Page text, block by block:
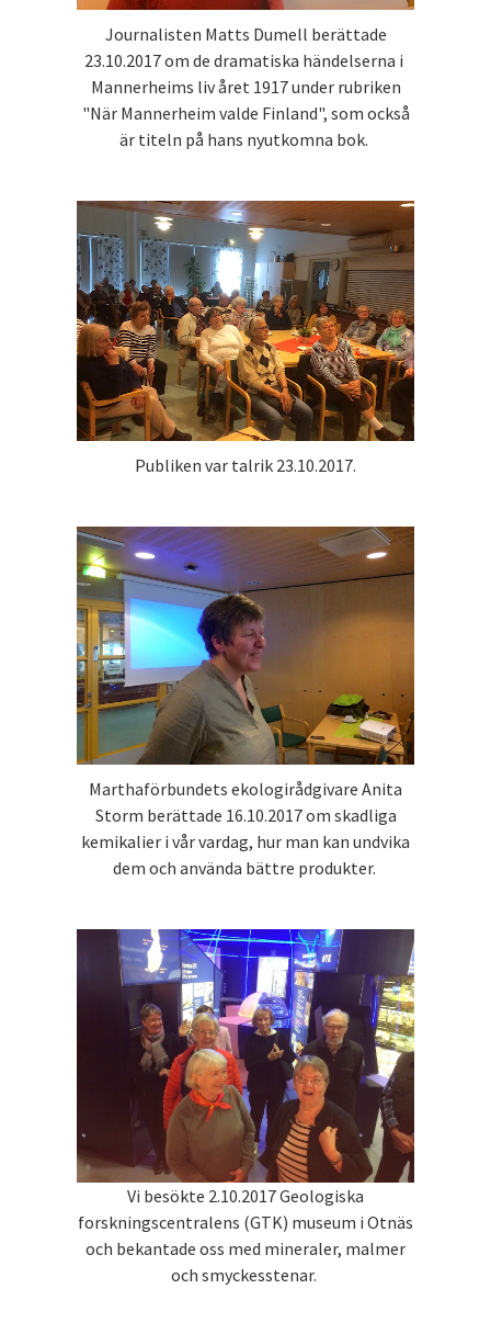
Journalisten Matts Dumell berättade
23.10.2017 om de dramatiska händelserna i
Mannerheims liv året 1917 under rubriken
"När Mannerheim valde Finland", som också
är titeln på hans nyutkomna bok.
Publiken var talrik 23.10.2017.
Marthaförbundets ekologirådgivare Anita
Storm berättade 16.10.2017 om skadliga
kemikalier i vår vardag, hur man kan undvika
dem och använda bättre produkter.
Vi besökte 2.10.2017 Geologiska
forskningscentralens (GTK) museum i Otnäs
och bekantade oss med mineraler, malmer
och smyckesstenar.